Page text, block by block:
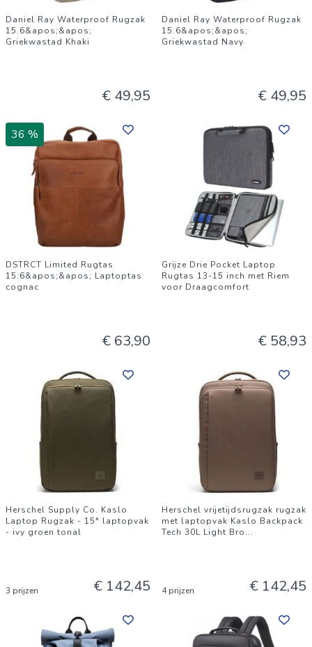
Daniel Ray Waterproof Rugzak
15.6&apos;&apos;
Griekwastad Khaki
€ 49,95
Daniel Ray Waterproof Rugzak
15.6&apos;&apos;
Griekwastad Navy
€ 49,95
36 %
DSTRCT Limited Rugtas
15.6&apos;&apos; Laptoptas
cognac
€ 63,90
Grijze Drie Pocket Laptop
Rugtas 13-15 inch met Riem
voor Draagcomfort
€ 58,93
Herschel Supply Co. Kaslo
Laptop Rugzak - 15" laptopvak
- ivy groen tonal
3 prijzen € 142,45
Herschel vrijetijdsrugzak rugzak
met laptopvak Kaslo Backpack
Tech 30L Light Bro...
4 prijzen € 142,45